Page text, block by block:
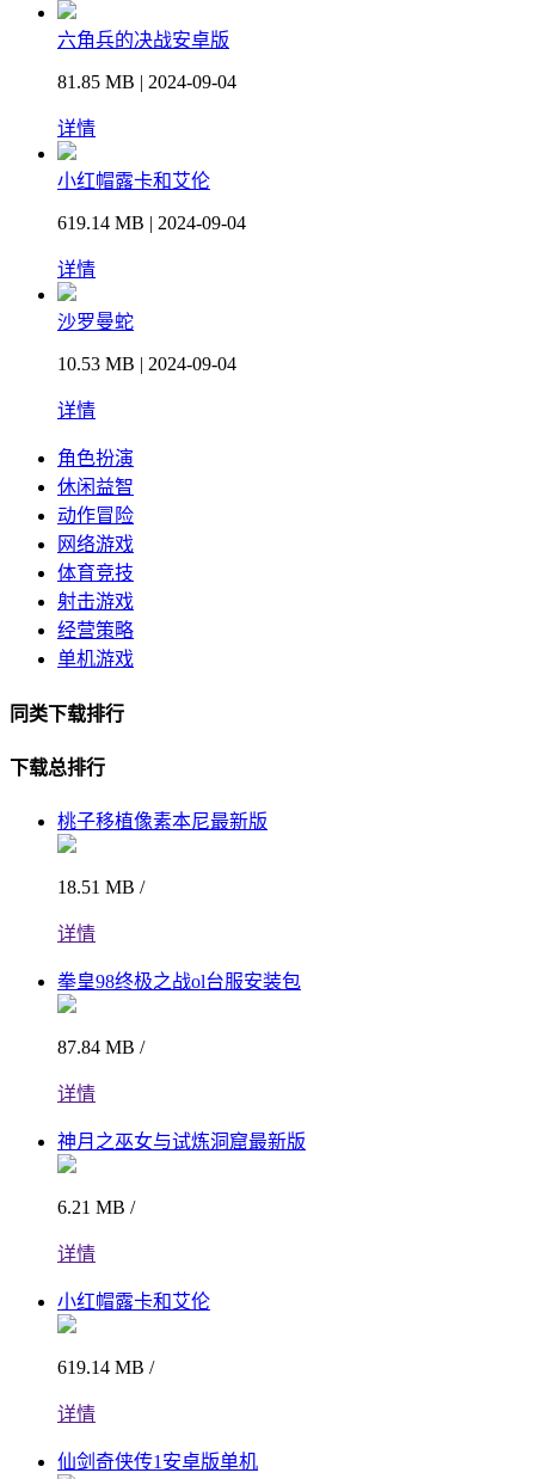
六角兵的决战安卓版
81.85 MB | 2024-09-04
详情
小红帽露卡和艾伦
619.14 MB | 2024-09-04
详情
沙罗曼蛇
10.53 MB | 2024-09-04
详情
角色扮演
休闲益智
动作冒险
网络游戏
体育竞技
射击游戏
经营策略
单机游戏
同类下载排行
下载总排行
桃子移植像素本尼最新版
18.51 MB /
详情
拳皇98终极之战ol台服安装包
87.84 MB /
详情
神月之巫女与试炼洞窟最新版
6.21 MB /
详情
小红帽露卡和艾伦
619.14 MB /
详情
仙剑奇侠传1安卓版单机